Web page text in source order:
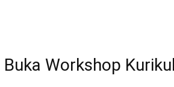
Workshop